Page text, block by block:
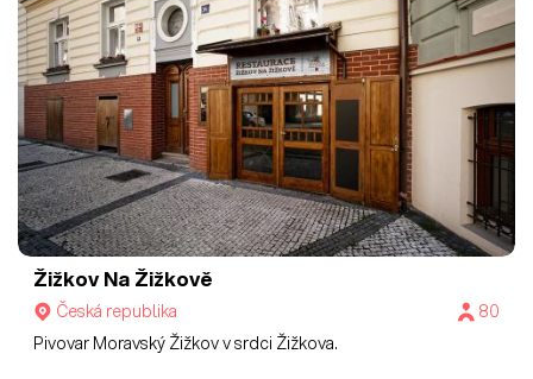
Žižkov Na Žižkově
Česká republika
80
Pivovar Moravský Žižkov v srdci Žižkova.